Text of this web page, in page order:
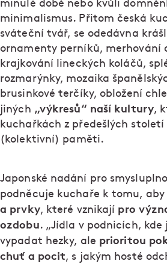
minulé době nebo kvůli
minimalismus. Přitom česká
sváteční tvář, se odedávna
ornamenty perníků, merhování
krajkování lineckých koláčů,
rozmarýnky, mozaika
brusinkové terčíky, obložení
jiných „výkresů“ naší kultury,
kuchařkách z předešlých století
(kolektivní) paměti.
Japonské nadání pro
podněcuje kuchaře k tomu,
a prvky, které vznikají pro
ozdobu. „Jídla v podnicích, kde
vypadat hezky, ale prioritou
chuť a pocit, s jakým hosté